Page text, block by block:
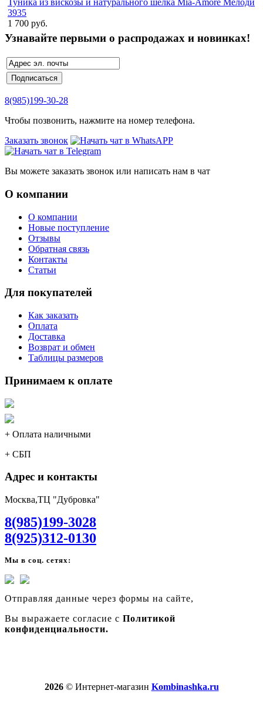
3935
1 700 руб.
Узнавайте первыми о распродажах и новинках!
8(985)199-30-28
Чтобы позвонить, нажмите на номер телефона.
Заказать звонок
Вы можете заказать звонок или написать нам в чат
О компании
О компании
Новые поступление
Отзывы
Обратная связь
Контакты
Статьи
Для покупателей
Как заказать
Оплата
Доставка
Возврат и обмен
Таблицы размеров
Принимаем к оплате
+ Оплата наличными
+ СБП
Адрес и контакты
Москва,ТЦ "Дубровка"
8(985)199-3028
8(925)312-0130
Мы в соц. сетях:
Отправляя данные через формы на сайте,
Вы выражаете согласие с Политикой
конфиденциальности.
2026© Интернет-магазин Kombinashka.ru